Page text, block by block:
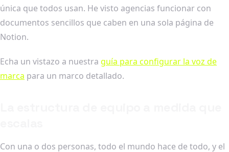
única que todos usan. He visto agencias funcionar con
documentos sencillos que caben en una sola página de
Notion.
Echa un vistazo a nuestra guía para configurar la voz de
marca para un marco detallado.
Con una o dos personas, todo el mundo hace de todo, y el